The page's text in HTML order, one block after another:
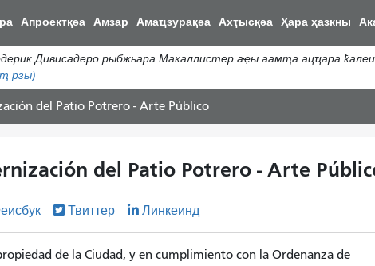
ал
контенидо
адиректор
Апроектқәа Амзар Амаҵзурақәа Ахҭысқәа Ҳара ҳазкны
Дивисадеро рыбжьара Макаллистер аҿы аамҭа ацҵара
рзы)
del Patio Potrero - Arte Público
del Patio Potrero - Arte
Твиттер Линкеинд
de la Ciudad, y en cumplimiento con la Ordenanza de